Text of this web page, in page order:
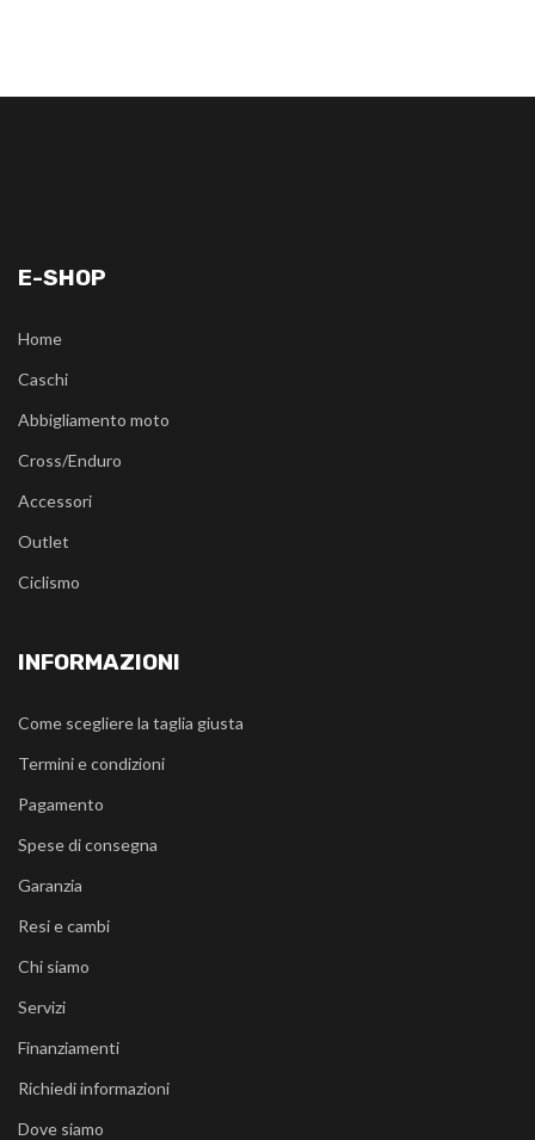
E-SHOP
Home
Caschi
Abbigliamento moto
Cross/Enduro
Accessori
Outlet
Ciclismo
INFORMAZIONI
Come scegliere la taglia giusta
Termini e condizioni
Pagamento
Spese di consegna
Garanzia
Resi e cambi
Chi siamo
Servizi
Finanziamenti
Richiedi informazioni
Dove siamo